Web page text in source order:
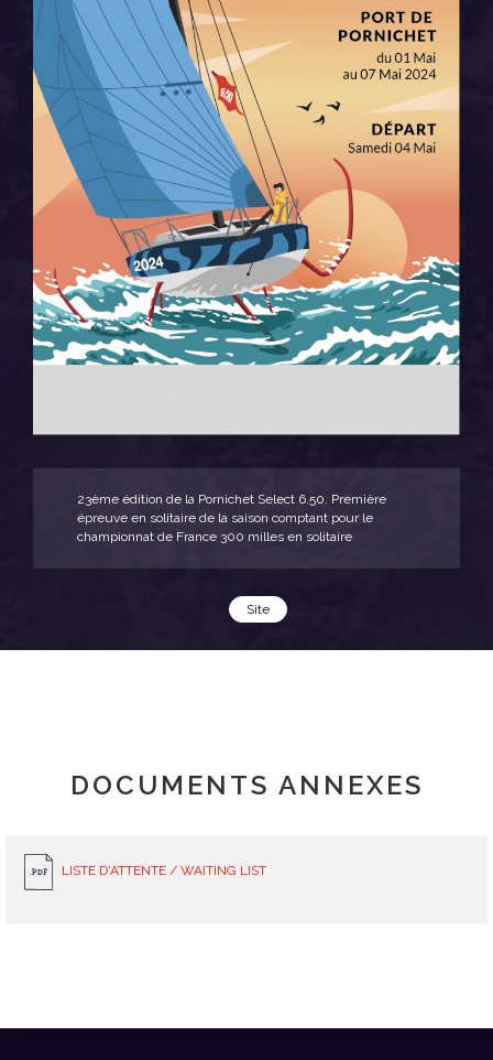
23ème édition de la Pornichet Select 6.50. Première
épreuve en solitaire de la saison comptant pour le
championnat de France 300 milles en solitaire
Site
DOCUMENTS ANNEXES
LISTE D'ATTENTE / WAITING LIST